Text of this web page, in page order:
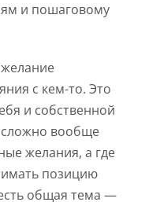
и пошаговому
с кем-то. Это
и собственной
сложно вообще
желания, а где
позицию
общая тема —